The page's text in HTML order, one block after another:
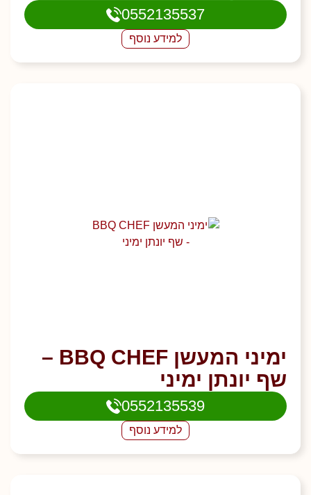
0552135537
למידע נוסף
ימיני המעשן BBQ CHEF –
שף יונתן ימיני
0552135539
למידע נוסף